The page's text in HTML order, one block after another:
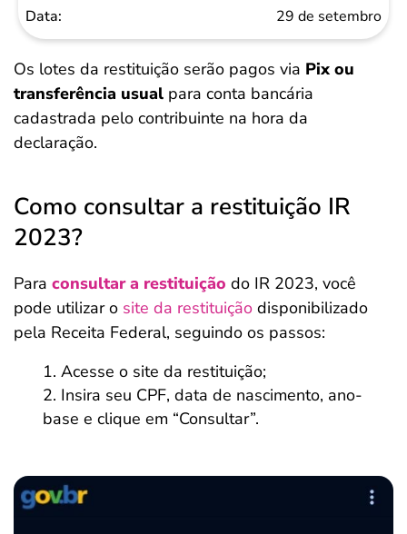
29 de setembro
Os lotes da restituição serão pagos via Pix ou
transferência usual para conta bancária
cadastrada pelo contribuinte na hora da
declaração.
Como consultar a restituição IR
2023?
Para consultar a restituição do IR 2023, você
pode utilizar o site da restituição disponibilizado
pela Receita Federal, seguindo os passos:
Acesse o site da restituição;
Insira seu CPF, data de nascimento, ano-
base e clique em “Consultar”.